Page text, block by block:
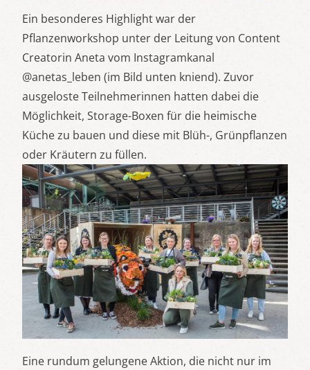
Ein besonderes Highlight war der
Pflanzenworkshop unter der Leitung von Content
Creatorin Aneta vom Instagramkanal
@anetas_leben (im Bild unten kniend). Zuvor
ausgeloste Teilnehmerinnen hatten dabei die
Möglichkeit, Storage-Boxen für die heimische
Küche zu bauen und diese mit Blüh-, Grünpflanzen
oder Kräutern zu füllen.
Eine rundum gelungene Aktion, die nicht nur im